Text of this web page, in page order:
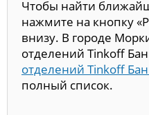
Чтобы найти
нажмите на кнопку
внизу. В городе
отделений Tinkoff
отделений Tinkoff
полный список.